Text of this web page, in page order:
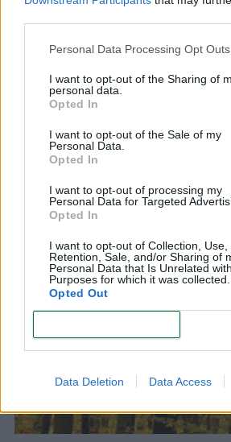
Personal Data Processing Opt Outs
I want to opt-out of the Sharing of
personal data.
Opted In
I want to opt-out of the Sale of my
Personal Data.
Opted In
I want to opt-out of processing my
Personal Data for Targeted
Opted In
I want to opt-out of Collection, Use,
Retention, Sale, and/or Sharing of
Personal Data that Is Unrelated
Purposes for which it was collected.
Opted Out
Data Deletion Data Access
Cuentos de dinosaurios para
encantarán!